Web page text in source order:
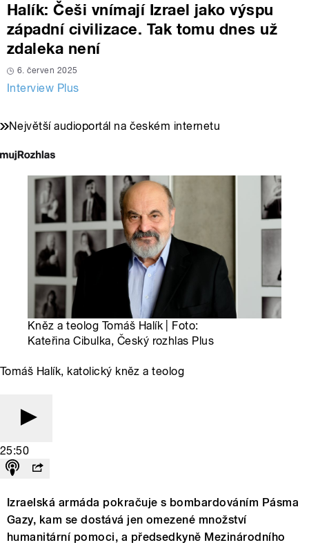
Halík: Češi vnímají Izrael jako výspu
západní civilizace. Tak tomu dnes už
zdaleka není
6. červen 2025
Interview Plus
Největší audioportál na českém internetu
Kněz a teolog Tomáš Halík | Foto:
Kateřina Cibulka, Český rozhlas Plus
Tomáš Halík, katolický kněz a teolog
25:50
Izraelská armáda pokračuje s bombardováním Pásma
Gazy, kam se dostává jen omezené množství
humanitární pomoci, a předsedkyně Mezinárodního